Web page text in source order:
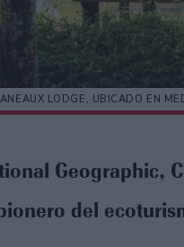
LODGE, UBICADO EN
Geographic,
del